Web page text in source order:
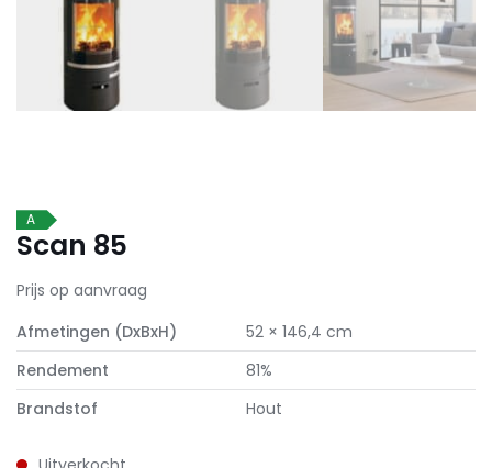
A
Scan 85
Prijs op aanvraag
Afmetingen (DxBxH)
52 × 146,4 cm
Rendement
81%
Brandstof
Hout